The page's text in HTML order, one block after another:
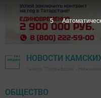
НОВОСТИ
ОБЩЕСТВО
5